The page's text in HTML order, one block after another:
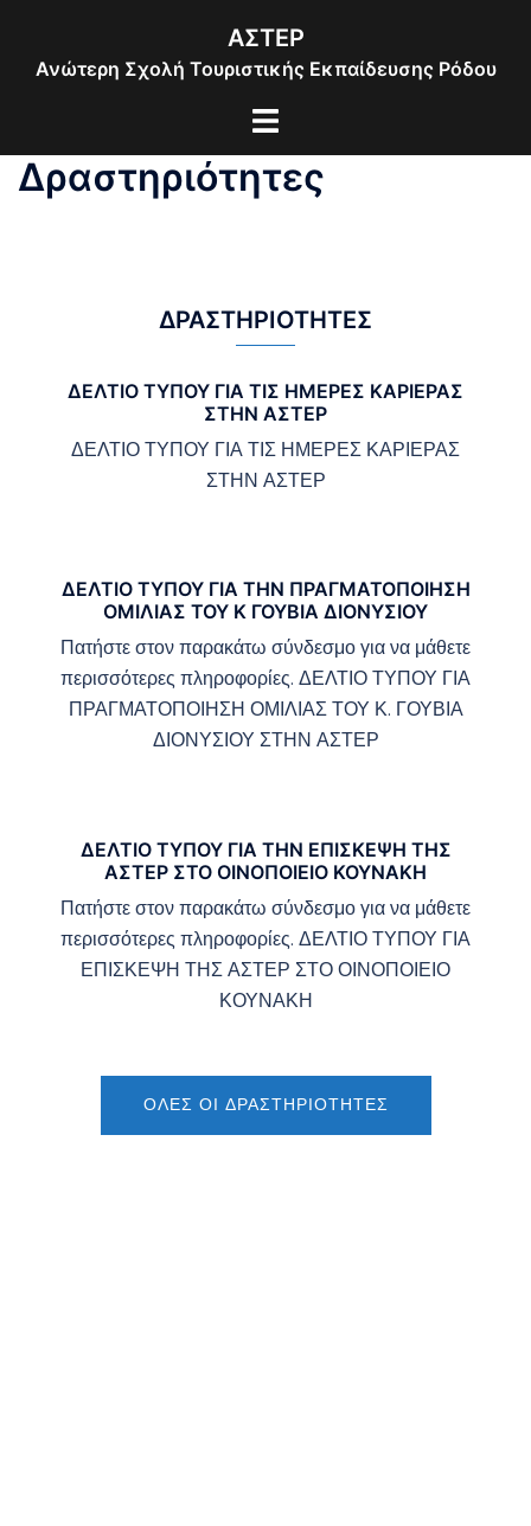
content
ΑΣΤΕΡ
Ανώτερη Σχολή Τουριστικής Εκπαίδευσης Ρόδου
Toggle
Δραστηριότητες
ΔΡΑΣΤΗΡΙΌΤΗΤΕΣ
ΔΕΛΤΙΟ ΤΥΠΟΥ ΓΙΑ ΤΙΣ ΗΜΕΡΕΣ ΚΑΡΙΕΡΑΣ
ΣΤΗΝ ΑΣΤΕΡ
ΔΕΛΤΙΟ ΤΥΠΟΥ ΓΙΑ ΤΙΣ ΗΜΕΡΕΣ ΚΑΡΙΕΡΑΣ
ΣΤΗΝ ΑΣΤΕΡ
ΔΕΛΤΙΟ ΤΥΠΟΥ ΓΙΑ ΤΗΝ ΠΡΑΓΜΑΤΟΠΟΙΗΣΗ
ΟΜΙΛΙΑΣ ΤΟΥ Κ ΓΟΥΒΙΑ ΔΙΟΝΥΣΙΟΥ
Πατήστε στον παρακάτω σύνδεσμο για να μάθετε
περισσότερες πληροφορίες. ΔΕΛΤΙΟ ΤΥΠΟΥ ΓΙΑ
ΠΡΑΓΜΑΤΟΠΟΙΗΣΗ ΟΜΙΛΙΑΣ ΤΟΥ Κ. ΓΟΥΒΙΑ
ΔΙΟΝΥΣΙΟΥ ΣΤΗΝ ΑΣΤΕΡ
ΔΕΛΤΙΟ ΤΥΠΟΥ ΓΙΑ ΤΗΝ ΕΠΙΣΚΕΨΗ ΤΗΣ
ΑΣΤΕΡ ΣΤΟ ΟΙΝΟΠΟΙΕΙΟ ΚΟΥΝΑΚΗ
Πατήστε στον παρακάτω σύνδεσμο για να μάθετε
περισσότερες πληροφορίες. ΔΕΛΤΙΟ ΤΥΠΟΥ ΓΙΑ
ΕΠΙΣΚΕΨΗ ΤΗΣ ΑΣΤΕΡ ΣΤΟ ΟΙΝΟΠΟΙΕΙΟ
ΚΟΥΝΑΚΗ
ΌΛΕΣ ΟΙ ΔΡΑΣΤΗΡΙΌΤΗΤΕΣ